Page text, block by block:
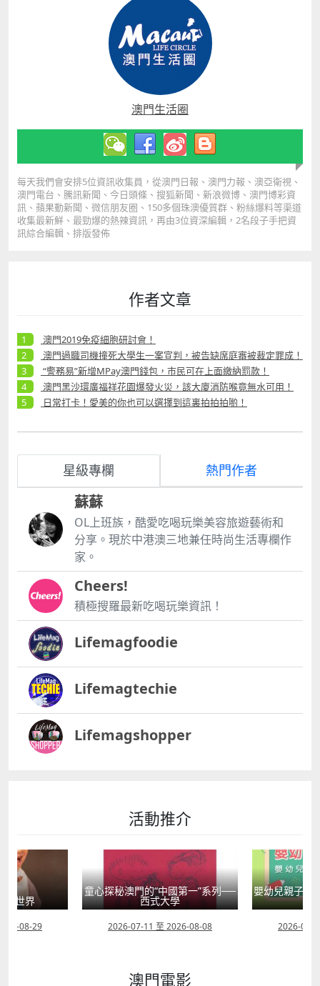
澳門生活圈
每天我們會安排5位資訊收集員，從澳門日報、澳門力報、澳亞衛視、
澳門電台、騰訊新聞、今日頭條、搜狐新聞、新浪微博、澳門博彩資
訊、蘋果動新聞、微信朋友圈、150多個珠澳優質群、粉絲爆料等渠道
收集最新鮮、最勁爆的熱辣資訊，再由3位資深編輯，2名段子手把資
訊綜合編輯、排版發佈
作者文章
澳門2019免疫細胞研討會！
澳門過職司機撞死大學生一案宣判，被告缺席庭審被裁定罪成！
“警務易”新增MPay澳門錢包，市民可在上面繳納罰款！
澳門黑沙環廣福祥花園爆發火災，該大廈消防喉竟無水可用！
日常打卡！愛美的你也可以選擇到這裏拍拍拍喲！
星級專欄 熱門作者
蘇蘇
OL上班族，酷愛吃喝玩樂美容旅遊藝術和
分享。現於中港澳三地兼任時尚生活專欄作
家。
Cheers!
積極搜羅最新吃喝玩樂資訊！
Lifemagfoodie
Lifemagtechie
Lifemagshopper
活動推介
第一”系列──
08-08
嬰幼兒親子閱讀推廣活動-嬰幼繪本
氹氹轉
2026-07-11 至 2026-08-23
方舟澳門藝術
匯
2026-08-
澳門電影